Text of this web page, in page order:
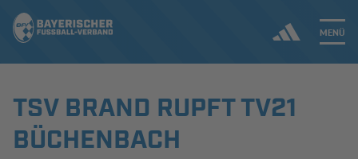
MENÜ
Jetzt einloggen
TSV BRAND RUPFT TV21
BÜCHENBACH